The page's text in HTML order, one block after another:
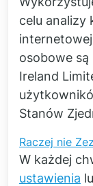
Dowiedz
obliczaniu
Chętnie
związanych
naszej oferty
celu analizy
osobowe
Ireland
Stanów
Raczej nie
W każdej
ustawienia